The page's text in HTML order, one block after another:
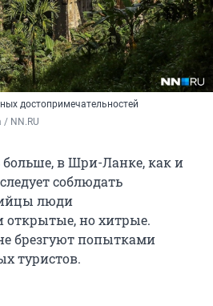
достопримечательностей
/ NN.RU
в Шри-Ланке, как и
соблюдать
люди
открытые, но хитрые.
брезгуют попытками
туристов.